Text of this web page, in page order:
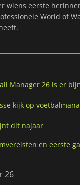
wiens eerste
World of
Manager 26 is er
kijk op
dit najaar
en eerste
26